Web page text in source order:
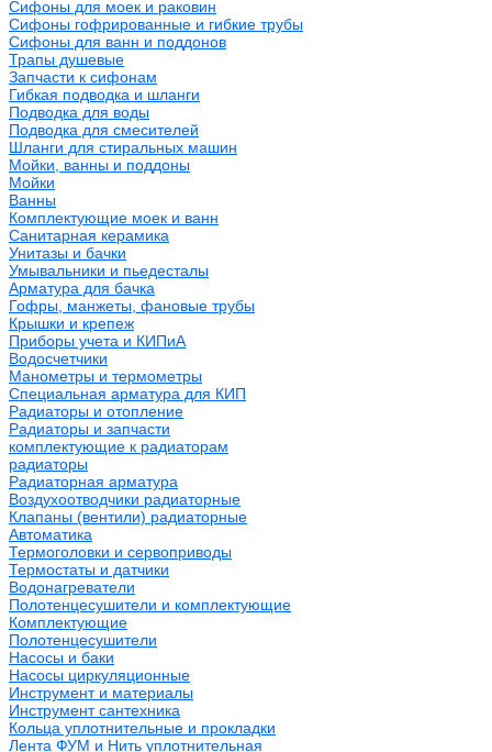
Сифоны для моек и раковин
Сифоны гофрированные и гибкие трубы
Сифоны для ванн и поддонов
Трапы душевые
Запчасти к сифонам
Гибкая подводка и шланги
Подводка для воды
Подводка для смесителей
Шланги для стиральных машин
Мойки, ванны и поддоны
Мойки
Ванны
Комплектующие моек и ванн
Санитарная керамика
Унитазы и бачки
Умывальники и пьедесталы
Арматура для бачка
Гофры, манжеты, фановые трубы
Крышки и крепеж
Приборы учета и КИПиА
Водосчетчики
Манометры и термометры
Специальная арматура для КИП
Радиаторы и отопление
Радиаторы и запчасти
комплектующие к радиаторам
радиаторы
Радиаторная арматура
Воздухоотводчики радиаторные
Клапаны (вентили) радиаторные
Автоматика
Термоголовки и сервоприводы
Термостаты и датчики
Водонагреватели
Полотенцесушители и комплектующие
Комплектующие
Полотенцесушители
Насосы и баки
Насосы циркуляционные
Инструмент и материалы
Инструмент сантехника
Кольца уплотнительные и прокладки
Лента ФУМ и Нить уплотнительная